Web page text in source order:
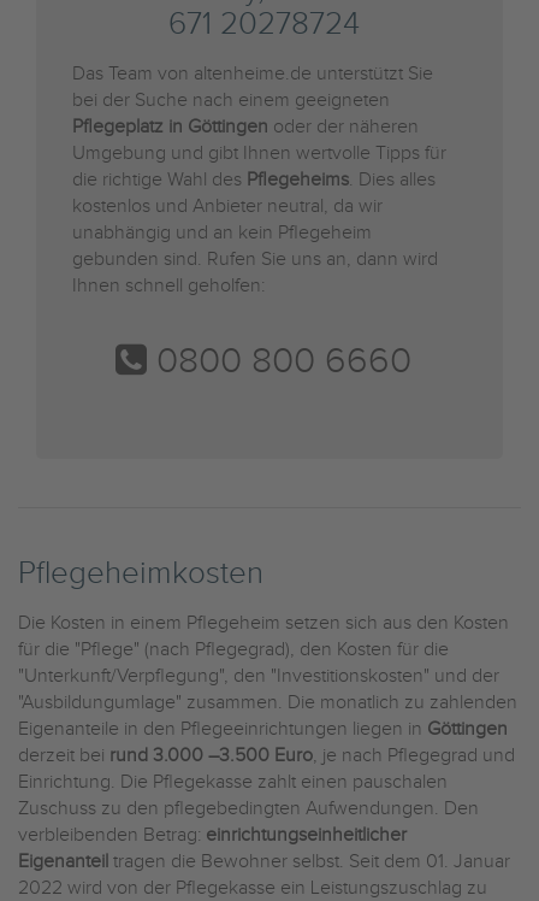
671 20278724
Das Team von altenheime.de unterstützt Sie
bei der Suche nach einem geeigneten
Pflegeplatz in Göttingen oder der näheren
Umgebung und gibt Ihnen wertvolle Tipps für
die richtige Wahl des Pflegeheims. Dies alles
kostenlos und Anbieter neutral, da wir
unabhängig und an kein Pflegeheim
gebunden sind. Rufen Sie uns an, dann wird
Ihnen schnell geholfen:
0800 800 6660
Pflegeheimkosten
Die Kosten in einem Pflegeheim setzen sich aus den Kosten
für die "Pflege" (nach Pflegegrad), den Kosten für die
"Unterkunft/Verpflegung", den "Investitionskosten" und der
"Ausbildungumlage" zusammen. Die monatlich zu zahlenden
Eigenanteile in den Pflegeeinrichtungen liegen in Göttingen
derzeit bei rund 3.000 –3.500 Euro, je nach Pflegegrad und
Einrichtung. Die Pflegekasse zahlt einen pauschalen
Zuschuss zu den pflegebedingten Aufwendungen. Den
verbleibenden Betrag: einrichtungseinheitlicher
Eigenanteil tragen die Bewohner selbst. Seit dem 01. Januar
2022 wird von der Pflegekasse ein Leistungszuschlag zu